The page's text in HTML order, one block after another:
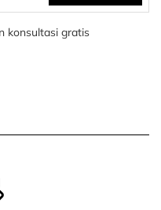
konsultasi gratis